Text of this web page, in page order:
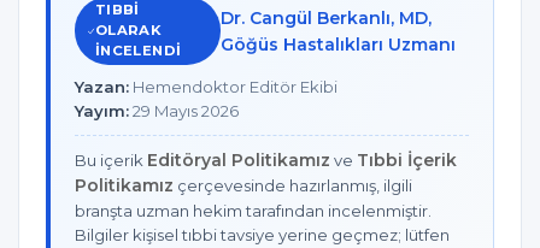
TIBBI
OLARAK
INCELENDI
Dr. Cangül Berkanlı, MD,
Göğüs Hastalıkları Uzmanı
Yazan: Hemendoktor Editör Ekibi
Yayım:29 Mayıs 2026
Bu içerik Editöryal Politikamız ve Tıbbi İçerik
Politikamız çerçevesinde hazırlanmış, ilgili
branşta uzman hekim tarafından incelenmiştir.
Bilgiler kişisel tıbbi tavsiye yerine geçmez; lütfen